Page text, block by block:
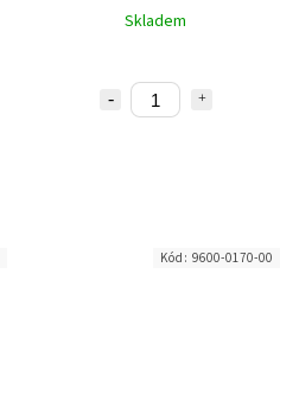
Skladem
Kód: 9600-0170-00